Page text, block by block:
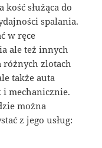
kość służąca do
spalania.
w ręce
ale też innych
różnych zlotach
także auta
mechanicznie.
można
z jego usług: